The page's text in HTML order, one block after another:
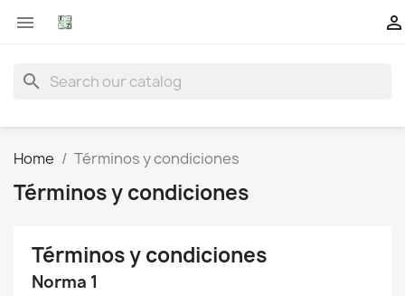
 
search
Home Términos y condiciones
Términos y condiciones
Términos y condiciones
Norma 1